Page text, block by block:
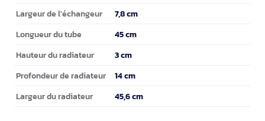
Largeur de l'échangeur 7,8 cm
Longueur du tube 45 cm
Hauteur du radiateur 3 cm
Profondeur de radiateur 14 cm
Largeur du radiateur 45,6 cm